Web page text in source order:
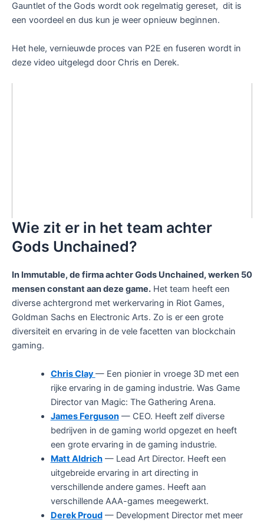
Gauntlet of the Gods wordt ook regelmatig gereset, dit is
een voordeel en dus kun je weer opnieuw beginnen.
Het hele, vernieuwde proces van P2E en fuseren wordt in
deze video uitgelegd door Chris en Derek.
Wie zit er in het team achter
Gods Unchained?
In Immutable, de firma achter Gods Unchained, werken 50
mensen constant aan deze game. Het team heeft een
diverse achtergrond met werkervaring in Riot Games,
Goldman Sachs en Electronic Arts. Zo is er een grote
diversiteit en ervaring in de vele facetten van blockchain
gaming.
Chris Clay— Een pionier in vroege 3D met een
rijke ervaring in de gaming industrie. Was Game
Director van Magic: The Gathering Arena.
James Ferguson— CEO. Heeft zelf diverse
bedrijven in de gaming world opgezet en heeft
een grote ervaring in de gaming industrie.
Matt Aldrich— Lead Art Director. Heeft een
uitgebreide ervaring in art directing in
verschillende andere games. Heeft aan
verschillende AAA-games meegewerkt.
Derek Proud— Development Director met meer